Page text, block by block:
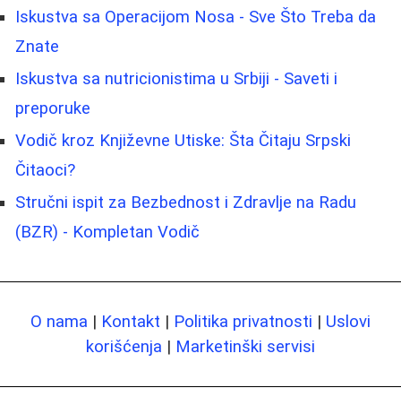
Iskustva sa Operacijom Nosa - Sve Što Treba da
Znate
Iskustva sa nutricionistima u Srbiji - Saveti i
preporuke
Vodič kroz Književne Utiske: Šta Čitaju Srpski
Čitaoci?
Stručni ispit za Bezbednost i Zdravlje na Radu
(BZR) - Kompletan Vodič
O nama | Kontakt | Politika privatnosti | Uslovi
korišćenja | Marketinški servisi